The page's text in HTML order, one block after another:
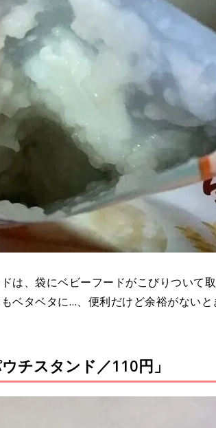
は、袋にベビーフードがこびりついて
ベタベタに…、便利だけど余裕がないと
チスタンド／110円」